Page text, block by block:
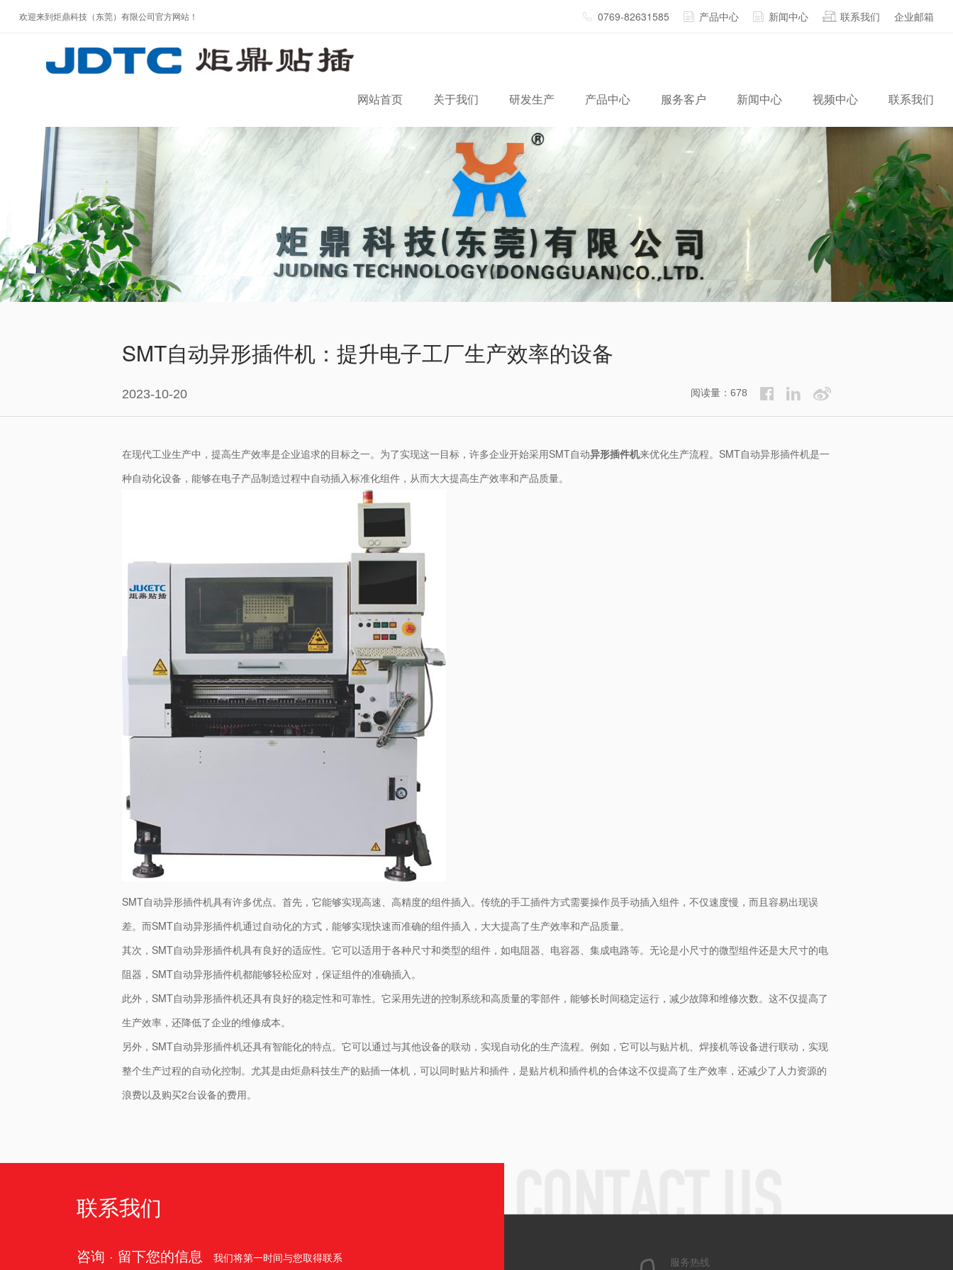
欢迎来到炬鼎科技（东莞）有限公司官方网站！ 0769-82631585 产品中心 新闻中心 联系我们 企业邮箱
网站首页 关于我们 研发生产 产品中心 服务客户 新闻中心 视频中心 联系我们
SMT自动异形插件机：提升电子工厂生产效率的设备
2023-10-20 阅读量：678
在现代工业生产中，提高生产效率是企业追求的目标之一。为了实现这一目标，许多企业开始采用SMT自动异形插件机来优化生产流程。SMT自动异形插件机是一
种自动化设备，能够在电子产品制造过程中自动插入标准化组件，从而大大提高生产效率和产品质量。
SMT自动异形插件机具有许多优点。首先，它能够实现高速、高精度的组件插入。传统的手工插件方式需要操作员手动插入组件，不仅速度慢，而且容易出现误
差。而SMT自动异形插件机通过自动化的方式，能够实现快速而准确的组件插入，大大提高了生产效率和产品质量。
其次，SMT自动异形插件机具有良好的适应性。它可以适用于各种尺寸和类型的组件，如电阻器、电容器、集成电路等。无论是小尺寸的微型组件还是大尺寸的电
阻器，SMT自动异形插件机都能够轻松应对，保证组件的准确插入。
此外，SMT自动异形插件机还具有良好的稳定性和可靠性。它采用先进的控制系统和高质量的零部件，能够长时间稳定运行，减少故障和维修次数。这不仅提高了
生产效率，还降低了企业的维修成本。
另外，SMT自动异形插件机还具有智能化的特点。它可以通过与其他设备的联动，实现自动化的生产流程。例如，它可以与贴片机、焊接机等设备进行联动，实现
整个生产过程的自动化控制。尤其是由炬鼎科技生产的贴插一体机，可以同时贴片和插件，是贴片机和插件机的合体这不仅提高了生产效率，还减少了人力资源的
浪费以及购买2台设备的费用。
联系我们
咨询 · 留下您的信息 我们将第一时间与您取得联系 服务热线